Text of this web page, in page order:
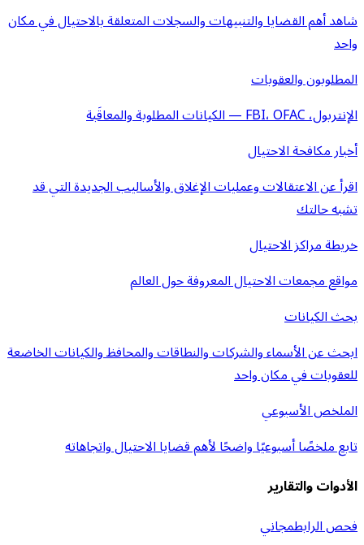
شاهد أهم القضايا والتنبيهات والسجلات المتعلقة بالاحتيال في مكان
واحد
المطلوبون والعقوبات
الإنتربول، FBI، OFAC — الكيانات المطلوبة والمعاقَبة
أخبار مكافحة الاحتيال
اقرأ عن الاعتقالات وعمليات الإغلاق والأساليب الجديدة التي قد
تشبه حالتك
خريطة مراكز الاحتيال
مواقع مجمعات الاحتيال المعروفة حول العالم
بحث الكيانات
ابحث عن الأسماء والشركات والنطاقات والمحافظ والكيانات الخاضعة
للعقوبات في مكان واحد
الملخص الأسبوعي
تابع ملخصًا أسبوعيًا واضحًا لأهم قضايا الاحتيال واتجاهاته
الأدوات والتقارير
فحص الرابطمجاني